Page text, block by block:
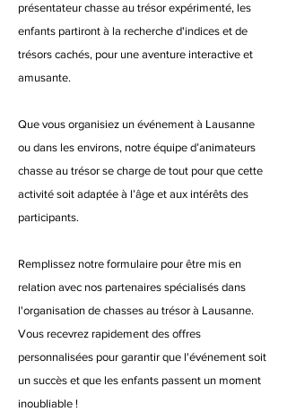
présentateur chasse au trésor expérimenté, les
enfants partiront à la recherche d'indices et de
trésors cachés, pour une aventure interactive et
amusante.
Que vous organisiez un événement à Lausanne
ou dans les environs, notre équipe d’animateurs
chasse au trésor se charge de tout pour que cette
activité soit adaptée à l’âge et aux intérêts des
participants.
Remplissez notre formulaire pour être mis en
relation avec nos partenaires spécialisés dans
l'organisation de chasses au trésor à Lausanne.
Vous recevrez rapidement des offres
personnalisées pour garantir que l'événement soit
un succès et que les enfants passent un moment
inoubliable !